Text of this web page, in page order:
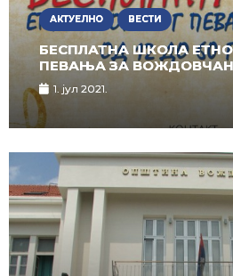
АКТУЕЛНО ВЕСТИ
БЕСПЛАТНА ШКОЛА
ПЕВАЊА ЗА
1. јул 2021.